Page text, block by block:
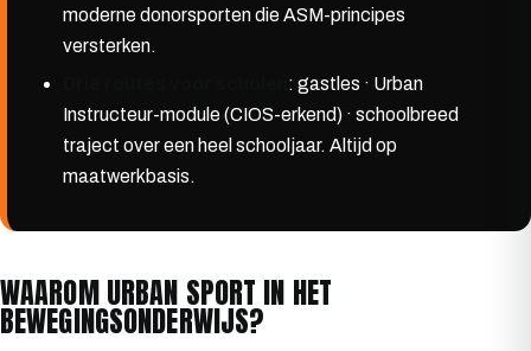
moderne donorsporten die ASM-principes
versterken.
: gastles · Urban
Instructeur-module (CIOS-erkend) · schoolbreed
traject over een heel schooljaar. Altijd op
maatwerkbasis.
WAAROM URBAN SPORT IN HET
BEWEGINGSONDERWIJS?